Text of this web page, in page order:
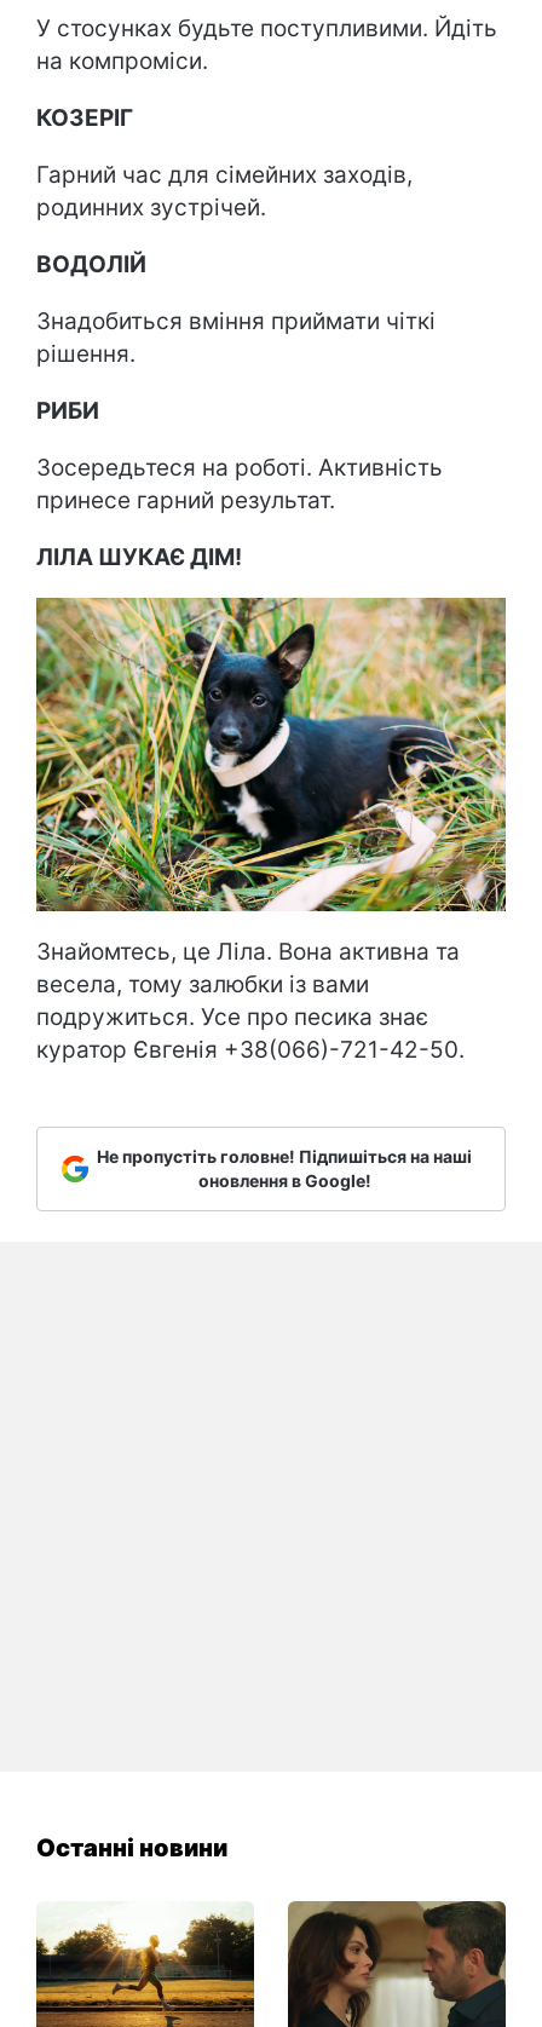
У стосунках будьте поступливими. Йдіть
на компроміси.
КОЗЕРІГ
Гарний час для сімейних заходів,
родинних зустрічей.
ВОДОЛІЙ
Знадобиться вміння приймати чіткі
рішення.
РИБИ
Зосередьтеся на роботі. Активність
принесе гарний результат.
ЛІЛА ШУКАЄ ДІМ!
Знайомтесь, це Ліла. Вона активна та
весела, тому залюбки із вами
подружиться. Усе про песика знає
куратор Євгенія +38(066)-721-42-50.
Не пропустіть головне! Підпишіться на наші
оновлення в Google!
Останні новини